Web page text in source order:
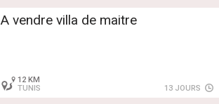
A vendre villa de maitre
12 KM
TUNIS
13 JOURS